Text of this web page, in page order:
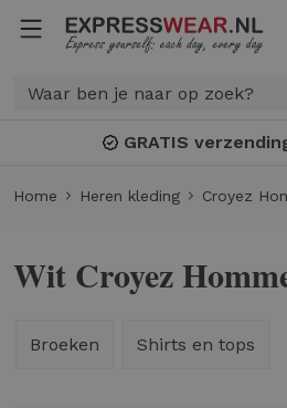
GRATIS
Home Heren kleding Croyez
Wit Croyez
Broeken Shirts en tops